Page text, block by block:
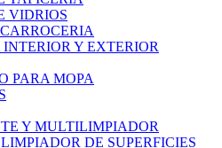
VIDRIOS
Y EXTERIOR
PARA MOPA
Y MULTILIMPIADOR
DE SUPERFICIES